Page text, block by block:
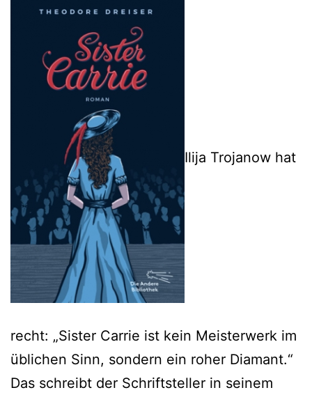
Ilija Trojanow hat
recht: „Sister Carrie ist kein Meisterwerk im
üblichen Sinn, sondern ein roher Diamant.“
Das schreibt der Schriftsteller in seinem